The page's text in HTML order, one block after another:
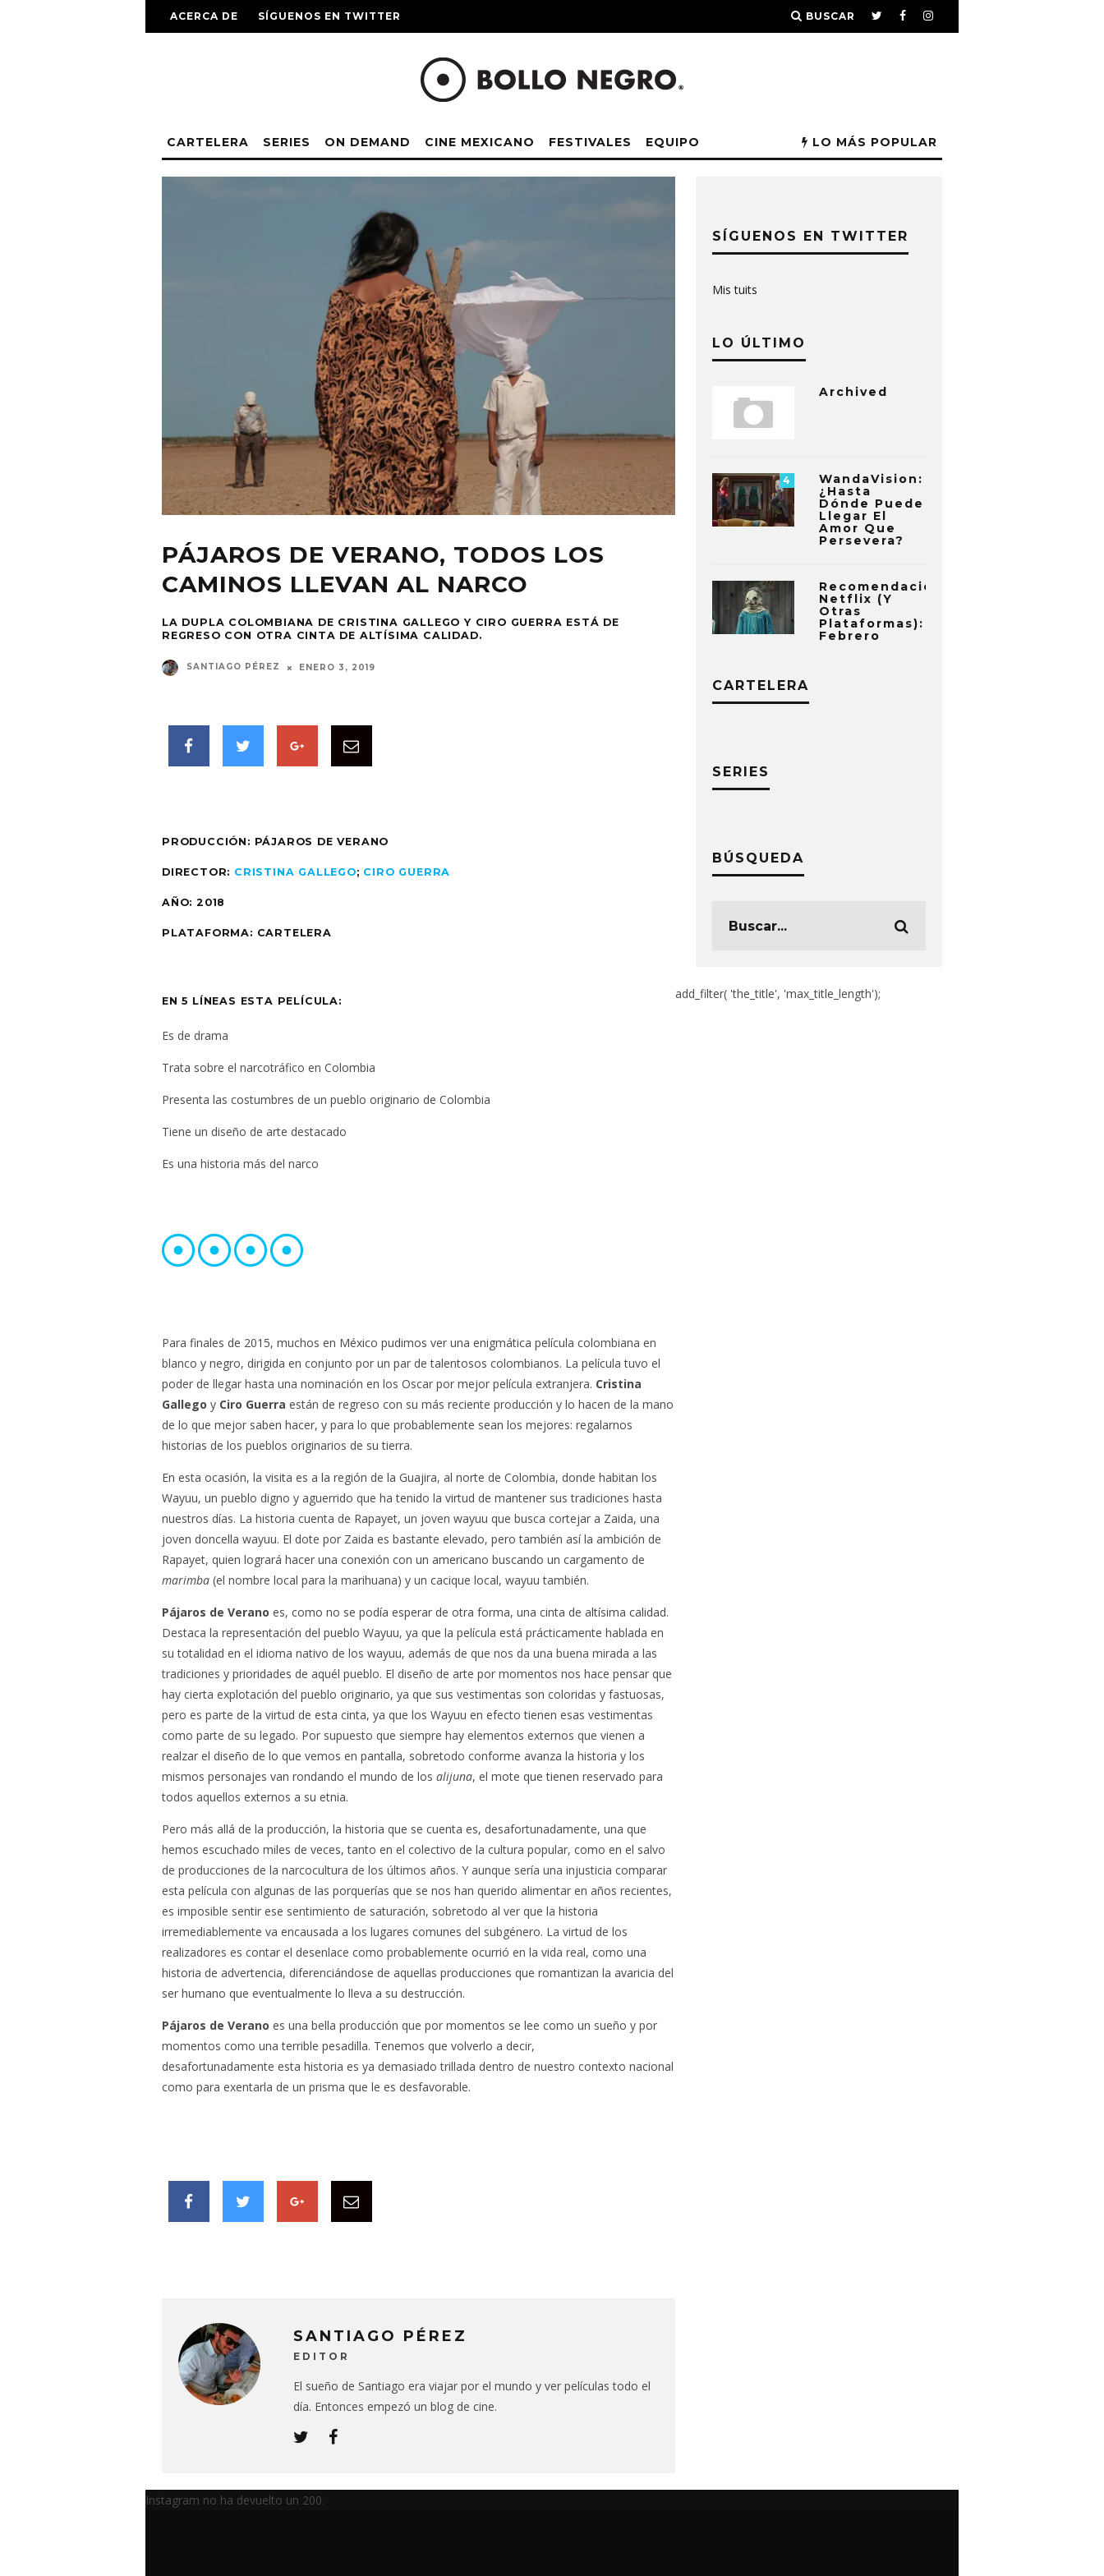
ACERCA DE SÍGUENOS EN TWITTER BUSCAR
CARTELERA SERIES ON DEMAND CINE MEXICANO FESTIVALES EQUIPO LO MÁS POPULAR
PÁJAROS DE VERANO, TODOS LOS
CAMINOS LLEVAN AL NARCO
LA DUPLA COLOMBIANA DE CRISTINA GALLEGO Y CIRO GUERRA ESTÁ DE
REGRESO CON OTRA CINTA DE ALTÍSIMA CALIDAD.
SANTIAGO PÉREZ ENERO 3, 2019
PRODUCCIÓN: PÁJAROS DE VERANO
DIRECTOR: CRISTINA GALLEGO; CIRO GUERRA
AÑO: 2018
PLATAFORMA: CARTELERA
EN 5 LÍNEAS ESTA PELÍCULA:
Es de drama
Trata sobre el narcotráfico en Colombia
Presenta las costumbres de un pueblo originario de Colombia
Tiene un diseño de arte destacado
Es una historia más del narco
Para finales de 2015, muchos en México pudimos ver una enigmática película colombiana en
blanco y negro, dirigida en conjunto por un par de talentosos colombianos. La película tuvo el
poder de llegar hasta una nominación en los Oscar por mejor película extranjera. Cristina
Gallego y Ciro Guerra están de regreso con su más reciente producción y lo hacen de la mano
de lo que mejor saben hacer, y para lo que probablemente sean los mejores: regalarnos
historias de los pueblos originarios de su tierra.
En esta ocasión, la visita es a la región de la Guajira, al norte de Colombia, donde habitan los
Wayuu, un pueblo digno y aguerrido que ha tenido la virtud de mantener sus tradiciones hasta
nuestros días. La historia cuenta de Rapayet, un joven wayuu que busca cortejar a Zaida, una
joven doncella wayuu. El dote por Zaida es bastante elevado, pero también así la ambición de
Rapayet, quien logrará hacer una conexión con un americano buscando un cargamento de
marimba (el nombre local para la marihuana) y un cacique local, wayuu también.
Pájaros de Verano es, como no se podía esperar de otra forma, una cinta de altísima calidad.
Destaca la representación del pueblo Wayuu, ya que la película está prácticamente hablada en
su totalidad en el idioma nativo de los wayuu, además de que nos da una buena mirada a las
tradiciones y prioridades de aquél pueblo. El diseño de arte por momentos nos hace pensar que
hay cierta explotación del pueblo originario, ya que sus vestimentas son coloridas y fastuosas,
pero es parte de la virtud de esta cinta, ya que los Wayuu en efecto tienen esas vestimentas
como parte de su legado. Por supuesto que siempre hay elementos externos que vienen a
realzar el diseño de lo que vemos en pantalla, sobretodo conforme avanza la historia y los
mismos personajes van rondando el mundo de los alijuna, el mote que tienen reservado para
todos aquellos externos a su etnia.
Pero más allá de la producción, la historia que se cuenta es, desafortunadamente, una que
hemos escuchado miles de veces, tanto en el colectivo de la cultura popular, como en el salvo
de producciones de la narcocultura de los últimos años. Y aunque sería una injusticia comparar
esta película con algunas de las porquerías que se nos han querido alimentar en años recientes,
es imposible sentir ese sentimiento de saturación, sobretodo al ver que la historia
irremediablemente va encausada a los lugares comunes del subgénero. La virtud de los
realizadores es contar el desenlace como probablemente ocurrió en la vida real, como una
historia de advertencia, diferenciándose de aquellas producciones que romantizan la avaricia del
ser humano que eventualmente lo lleva a su destrucción.
Pájaros de Verano es una bella producción que por momentos se lee como un sueño y por
momentos como una terrible pesadilla. Tenemos que volverlo a decir,
desafortunadamente esta historia es ya demasiado trillada dentro de nuestro contexto nacional
como para exentarla de un prisma que le es desfavorable.
SANTIAGO PÉREZ
EDITOR
El sueño de Santiago era viajar por el mundo y ver películas todo el
día. Entonces empezó un blog de cine.
SÍGUENOS EN TWITTER
Mis tuits
LO ÚLTIMO
Archived
4
WandaVision:
¿Hasta
Dónde Puede
Llegar El
Amor Que
Persevera?
Recomendaciones
Netflix (y
Otras
Plataformas):
Febrero
CARTELERA
SERIES
BÚSQUEDA
add_filter( 'the_title', 'max_title_length');
Instagram no ha devuelto un 200.